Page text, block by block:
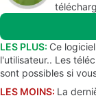
LES PLUS: Ce
l'utilisateur.. Les
sont possibles si
LES MOINS: La